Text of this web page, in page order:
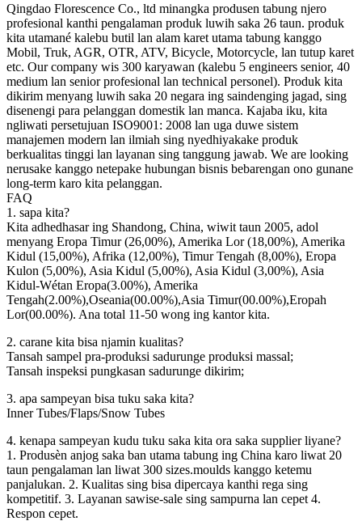
Qingdao Florescence Co., ltd minangka produsen tabung njero
profesional kanthi pengalaman produk luwih saka 26 taun. produk
kita utamané kalebu butil lan alam karet utama tabung kanggo
Mobil, Truk, AGR, OTR, ATV, Bicycle, Motorcycle, lan tutup karet
etc. Our company wis 300 karyawan (kalebu 5 engineers senior, 40
medium lan senior profesional lan technical personel). Produk kita
dikirim menyang luwih saka 20 negara ing saindenging jagad, sing
disenengi para pelanggan domestik lan manca. Kajaba iku, kita
ngliwati persetujuan ISO9001: 2008 lan uga duwe sistem
manajemen modern lan ilmiah sing nyedhiyakake produk
berkualitas tinggi lan layanan sing tanggung jawab. We are looking
nerusake kanggo netepake hubungan bisnis bebarengan ono gunane
long-term karo kita pelanggan.
FAQ
1. sapa kita?
Kita adhedhasar ing Shandong, China, wiwit taun 2005, adol
menyang Eropa Timur (26,00%), Amerika Lor (18,00%), Amerika
Kidul (15,00%), Afrika (12,00%), Timur Tengah (8,00%), Eropa
Kulon (5,00%), Asia Kidul (5,00%), Asia Kidul (3,00%), Asia
Kidul-Wétan Eropa(3.00%), Amerika
Tengah(2.00%),Oseania(00.00%),Asia Timur(00.00%),Eropah
Lor(00.00%). Ana total 11-50 wong ing kantor kita.
2. carane kita bisa njamin kualitas?
Tansah sampel pra-produksi sadurunge produksi massal;
Tansah inspeksi pungkasan sadurunge dikirim;
3. apa sampeyan bisa tuku saka kita?
Inner Tubes/Flaps/Snow Tubes
4. kenapa sampeyan kudu tuku saka kita ora saka supplier liyane?
1. Produsèn anjog saka ban utama tabung ing China karo liwat 20
taun pengalaman lan liwat 300 sizes.moulds kanggo ketemu
panjalukan. 2. Kualitas sing bisa dipercaya kanthi rega sing
kompetitif. 3. Layanan sawise-sale sing sampurna lan cepet 4.
Respon cepet.